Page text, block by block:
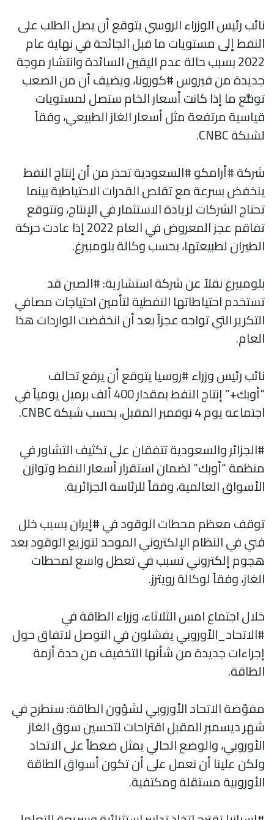
نائب رئيس الوزراء الروسي يتوقع أن يصل الطلب على
النفط إلى مستويات ما قبل الجائحة في نهاية عام
2022 بسبب حالة عدم اليقين السائدة وانتشار موجة
جديدة من فيروس #كورونا، ويضيف أن من الصعب
توقُّع ما إذا كانت أسعار الخام ستصل لمستويات
قياسية مرتفعة مثل أسعار الغاز الطبيعي، وفقاً
لشبكة CNBC.
شركة #أرامكو #السعودية تحذر من أن إنتاج النفط
ينخفض بسرعة مع تقلص القدرات الاحتياطية بينما
تحتاج الشركات لزيادة الاستثمار في الإنتاج، وتتوقع
تفاقم عجز المعروض في العام 2022 إذا عادت حركة
الطيران لطبيعتها، بحسب وكالة بلومبيرغ.
بلومبيرغ نقلاً عن شركة استشارية: #الصين قد
تستخدم احتياطاتها النفطية لتأمين احتياجات مصافي
التكرير التي تواجه عجزاً بعد أن انخفضت الواردات هذا
العام.
نائب رئيس وزراء #روسيا يتوقع أن يرفع تحالف
“أوبك+” إنتاج النفط بمقدار 400 ألف برميل يومياً في
اجتماعه يوم 4 نوفمبر المقبل، بحسب شبكة CNBC.
#الجزائر والسعودية تتفقان على تكثيف التشاور في
منظمة “أوبك” لضمان استقرار أسعار النفط وتوازن
الأسواق العالمية، وفقاً للرئاسة الجزائرية.
توقف معظم محطات الوقود في #إيران بسبب خلل
فني في النظام الإلكتروني الموحد لتوزيع الوقود بعد
هجوم إلكتروني تسبب في تعطل واسع لمحطات
الغاز، وفقاً لوكالة رويترز.
خلال اجتماع امس الثلاثاء، وزراء الطاقة في
#الاتحاد_الأوروبي يفشلون في التوصل لاتفاق حول
إجراءات جديدة من شأنها التخفيف من حدة أزمة
الطاقة.
مفوّضة الاتحاد الأوروبي لشؤون الطاقة: سنطرح في
شهر ديسمبر المقبل اقتراحات لتحسين سوق الغاز
الأوروبي، والوضع الحالي يمثل ضغطاً على الاتحاد
ولكن علينا أن نعمل على أن تكون أسواق الطاقة
الأوروبية مستقلة ومكتفية.